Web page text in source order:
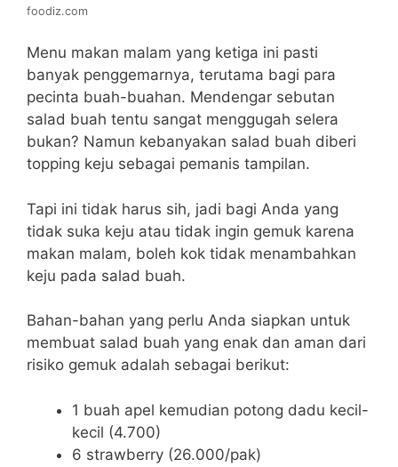
foodiz.com
Menu makan malam yang ketiga ini pasti
banyak penggemarnya, terutama bagi para
pecinta buah-buahan. Mendengar sebutan
salad buah tentu sangat menggugah selera
bukan? Namun kebanyakan salad buah diberi
topping keju sebagai pemanis tampilan.
Tapi ini tidak harus sih, jadi bagi Anda yang
tidak suka keju atau tidak ingin gemuk karena
makan malam, boleh kok tidak menambahkan
keju pada salad buah.
Bahan-bahan yang perlu Anda siapkan untuk
membuat salad buah yang enak dan aman dari
risiko gemuk adalah sebagai berikut:
1 buah apel kemudian potong dadu kecil-
kecil (4.700)
6 strawberry (26.000/pak)